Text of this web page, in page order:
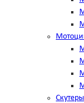
Скутеры